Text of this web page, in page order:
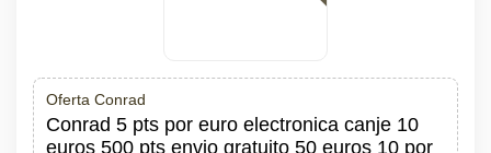
Oferta Conrad
Conrad 5 pts por euro electronica canje 10
euros 500 pts envio gratuito 50 euros 10 por